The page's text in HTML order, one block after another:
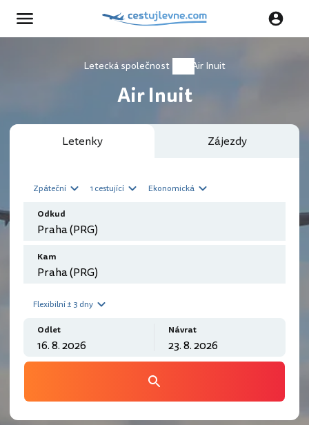
Letecká společnost Air Inuit
Air Inuit
Letenky Zájezdy
Zpáteční 1 cestující Ekonomická
Odkud
Kam
Flexibilní ± 3 dny
Odlet Návrat